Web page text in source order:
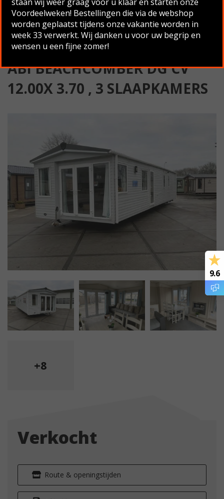
Slaapkamers
Terug naar overzicht
ABI BEACHCOMBER DG CV
12.00X 3.70 , 3 SLAAPKAMERS
+8
Verkocht
Route & openingstijden
Voordeelweken! Bestellingen die via de webshop
worden geplaatst tijdens onze vakantie worden in
week 33 verwerkt. Wij danken u voor uw begrip en
wensen u een fijne zomer!
9.6